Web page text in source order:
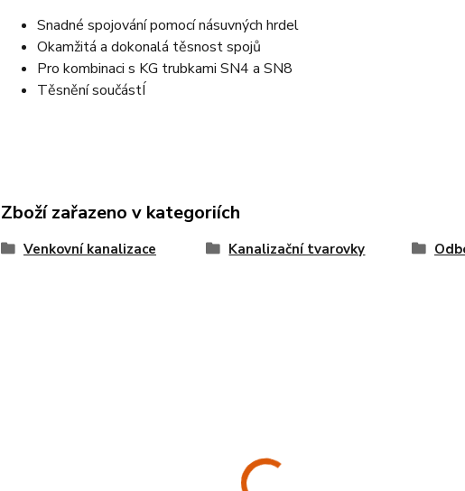
Snadné spojování pomocí násuvných hrdel
Okamžitá a dokonalá těsnost spojů
Pro kombinaci s KG trubkami SN4 a SN8
Těsnění součástÍ
Zboží zařazeno v kategoriích
Venkovní kanalizace Kanalizační tvarovky